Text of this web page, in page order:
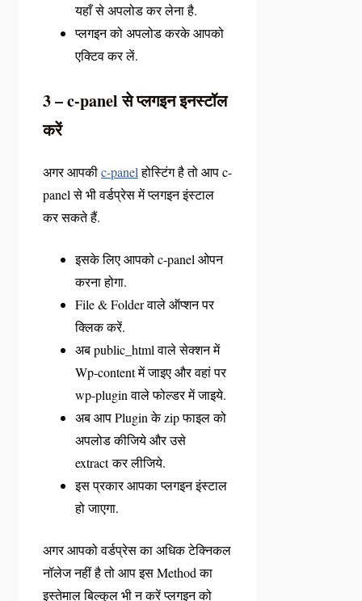
यहाँ से अपलोड कर लेना है.
प्लगइन को अपलोड करके आपको
एक्टिव कर लें.
3 – c-panel से प्लगइन इनस्टॉल
करें
अगर आपकीc-panelहोस्टिंग है तो आप c-
panel से भी वर्डप्रेस में प्लगइन इंस्टाल
कर सकते हैं.
इसके लिए आपको c-panel ओपन
करना होगा.
File & Folder वाले ऑप्शन पर
क्लिक करें.
अब public_html वाले सेक्शन में
Wp-content में जाइए और वहां पर
wp-plugin वाले फोल्डर में जाइये.
अब आप Plugin के zip फाइल को
अपलोड कीजिये और उसे
extract कर लीजिये.
इस प्रकार आपका प्लगइन इंस्टाल
हो जाएगा.
अगर आपको वर्डप्रेस का अधिक टेक्निकल
नॉलेज नहीं है तो आप इस Method का
इस्तेमाल बिल्कुल भी न करें प्लगइन को